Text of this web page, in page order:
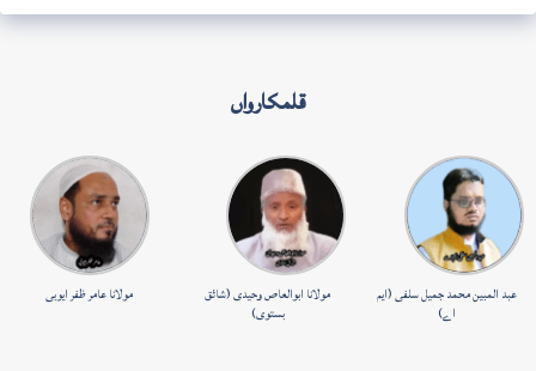
قلمکارواں
عبد المبین محمد جمیل سلفی (ایم
اے)
مولانا ابوالعاص وحیدی (شائق
بستوی)
مولانا عامر ظفر ایوبی